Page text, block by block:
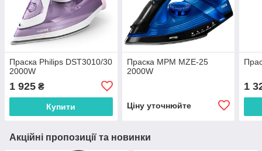
Праска Philips DST3010/30
2000W
1 925 ₴
Купити
Праска MPM MZE-25
2000W
Ціну уточнюйте
1
Акційні пропозиції та новинки